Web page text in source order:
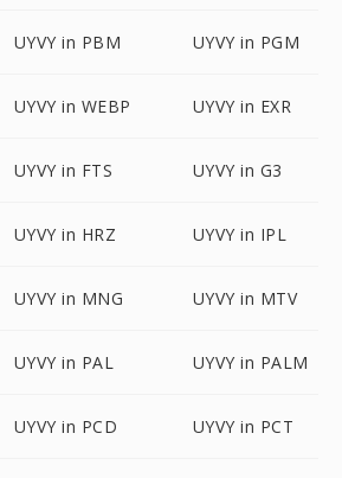
UYVY in PBM UYVY in PGM
UYVY in WEBP UYVY in EXR
UYVY in FTS UYVY in G3
UYVY in HRZ UYVY in IPL
UYVY in MNG UYVY in MTV
UYVY in PAL UYVY in PALM
UYVY in PCD UYVY in PCT